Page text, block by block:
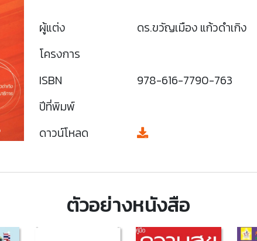
ผู้แต่ง
ดร.ขวัญเมือง แก้วดำเกิง
โครงการ
ISBN
978-616-7790-763
ปีที่พิมพ์
ดาวน์โหลด
ตัวอย่างหนังสือ